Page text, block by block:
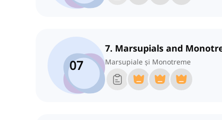
07
7. Marsupials and
Marsupiale și Monotreme